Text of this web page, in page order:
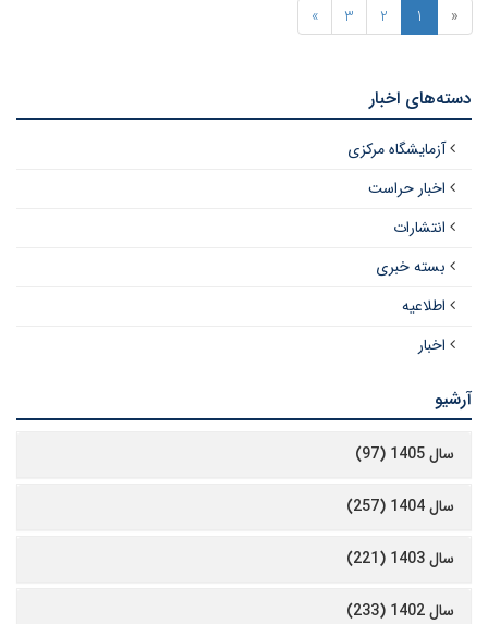
«
1
2
3
»
دسته‌های اخبار
آزمایشگاه مرکزی
اخبار حراست
انتشارات
بسته خبری
اطلاعیه
اخبار
آرشیو
سال 1405 (97)
سال 1404 (257)
سال 1403 (221)
سال 1402 (233)